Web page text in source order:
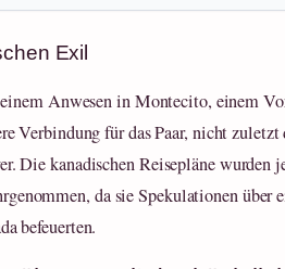
Exil
Anwesen in Montecito, einem
Verbindung für das Paar, nicht
Die kanadischen Reisepläne wurden
da sie Spekulationen über
befeuerten.